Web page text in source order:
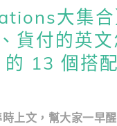
大集
貨付的英文
13 個搭
上文，幫大家一早